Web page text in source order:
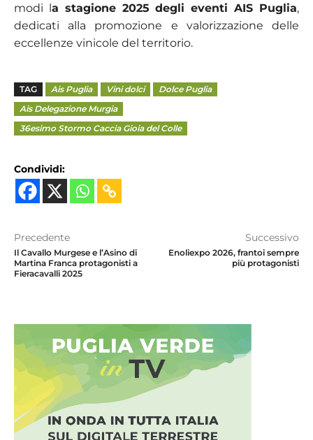
modi la stagione 2025 degli eventi AIS Puglia,
dedicati alla promozione e valorizzazione delle
eccellenze vinicole del territorio.
TAG Ais Puglia Vini dolci
Dolce Puglia
Ais Delegazione Murgia
36esimo Stormo Caccia Gioia del Colle
Condividi:
Precedente
Il Cavallo Murgese e l’Asino di
Martina Franca protagonisti a
Fieracavalli 2025
Successivo
Enoliexpo 2026, frantoi sempre
più protagonisti